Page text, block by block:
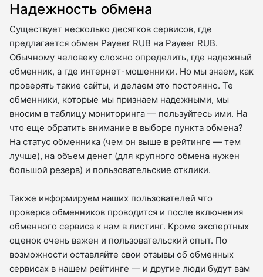
Надежность обмена
Существует несколько десятков сервисов, где
предлагается обмен Payeer RUB на Payeer RUB.
Обычному человеку сложно определить, где надежный
обменник, а где интернет-мошенники. Но мы знаем, как
проверять такие сайты, и делаем это постоянно. Те
обменники, которые мы признаем надежными, мы
вносим в таблицу мониторинга — пользуйтесь ими. На
что еще обратить внимание в выборе пункта обмена?
На статус обменника (чем он выше в рейтинге — тем
лучше), на объем денег (для крупного обмена нужен
большой резерв) и пользовательские отклики.
Также информируем наших пользователей что
проверка обменников проводится и после включения
обменного сервиса к нам в листинг. Кроме экспертных
оценок очень важен и пользовательский опыт. По
возможности оставляйте свои отзывы об обменных
сервисах в нашем рейтинге — и другие люди будут вам